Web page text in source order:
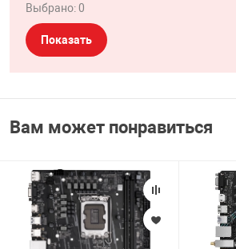
Выбрано:0
Показать
Вам может понравиться